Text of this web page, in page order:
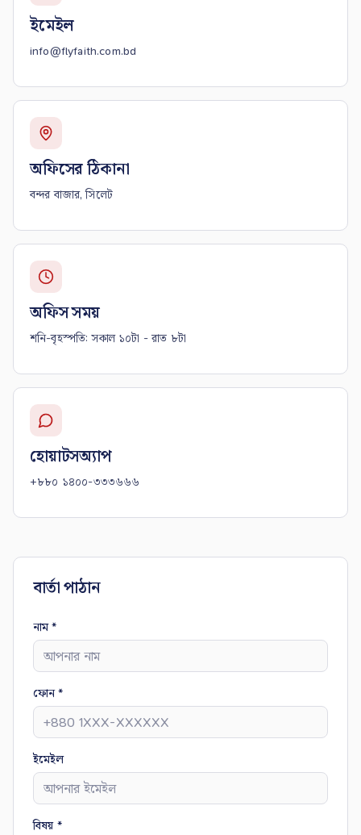
ইমেইল
info@flyfaith.com.bd
অফিসের ঠিকানা
বন্দর বাজার, সিলেট
অফিস সময়
শনি-বৃহস্পতি: সকাল ১০টা - রাত ৮টা
হোয়াটসঅ্যাপ
+৮৮০ ১৪০০-৩৩৩৬৬৬
বার্তা পাঠান
নাম*
ফোন*
ইমেইল
বিষয়*